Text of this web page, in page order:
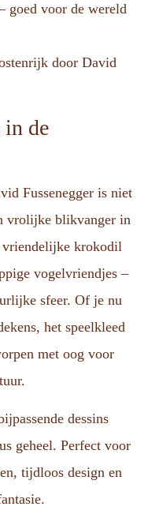
goed voor de wereld
door David
in de
Fussenegger is niet
vrolijke blikvanger in
vriendelijke krokodil
vogelvriendjes –
sfeer. Of je nu
het speelkleed
met oog voor
dessins
geheel. Perfect voor
tijdloos design en